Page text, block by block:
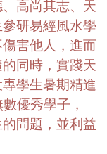
高尚其志、天
研易經風水學
害他人，進而
同時，實踐天
學生暑期精進
優秀學子，
問題，並利益